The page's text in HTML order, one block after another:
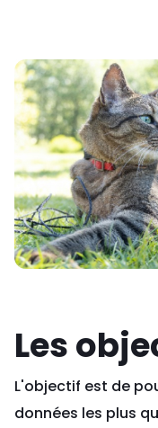
Les
L'objectif est de
données les plus